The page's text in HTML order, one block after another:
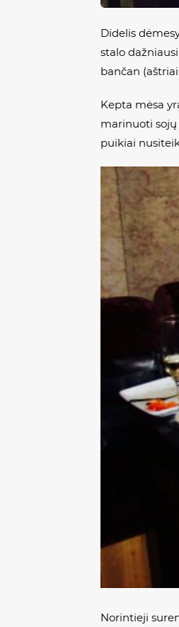
Didelis
stalo
bančan
Kepta mėsa
marinuoti sojų
puikiai
Norintieji